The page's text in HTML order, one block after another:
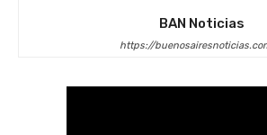
BAN Noticias
https://